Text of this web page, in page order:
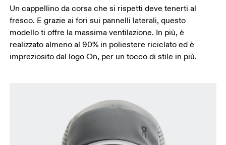
Un cappellino da corsa che si rispetti deve tenerti al
fresco. E grazie ai fori sui pannelli laterali, questo
modello ti offre la massima ventilazione. In più, è
realizzato almeno al 90% in poliestere riciclato ed è
impreziosito dal logo On, per un tocco di stile in più.